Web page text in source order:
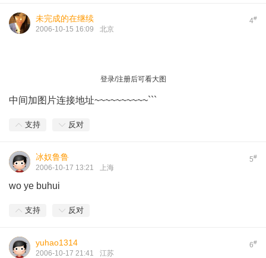
4#
未完成的在继续
2006-10-15 16:09 北京
登录/注册后可看大图
中间加图片连接地址~~~~~~~~~~```
支持 反对
5#
冰奴鲁鲁
2006-10-17 13:21 上海
wo ye buhui
支持 反对
6#
yuhao1314
2006-10-17 21:41 江苏